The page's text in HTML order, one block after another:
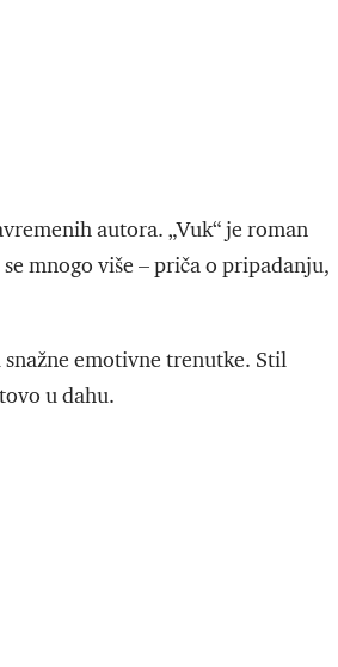
autora. „Vuk“ je roman
mnogo više – priča o pripadanju,
emotivne trenutke. Stil
u dahu.